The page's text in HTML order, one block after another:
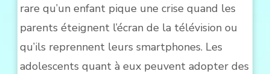
rare qu’un enfant pique une crise quand les
parents éteignent l’écran de la télévision ou
qu’ils reprennent leurs smartphones. Les
adolescents quant à eux peuvent adopter des